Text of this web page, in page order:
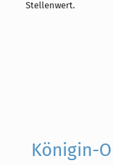
Stellenwert.
Königin-